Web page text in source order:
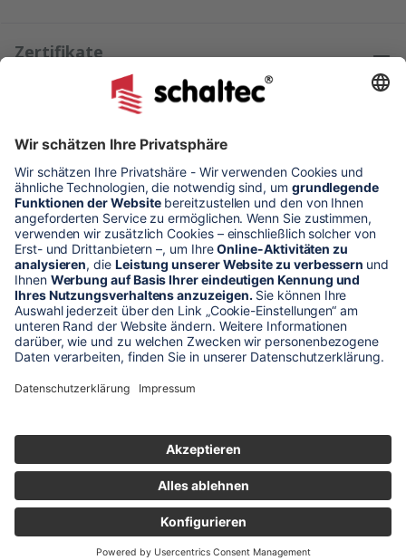
Zertifikate
Kundenmeinungen
* Alle Preise verstehen sich zzgl. Mehrwertsteuer und Versandkosten
Unser Shop-Angebot richtet sich nur an gewerbliche
** LP = Listenneupreis (netto) des Herstellers
Mitarbeitern bearbeitet. Sie erhalten in jedem Fall ein Angebot bzw.
eine Auftragsbestätigung.
Produktabbildungen von Gebrauchtartikeln entsprechen nicht immer
der vorrätigen Ware - sie können ähnliche Produkte zeigen.
© 2026 schaltec GmbH |Impressum